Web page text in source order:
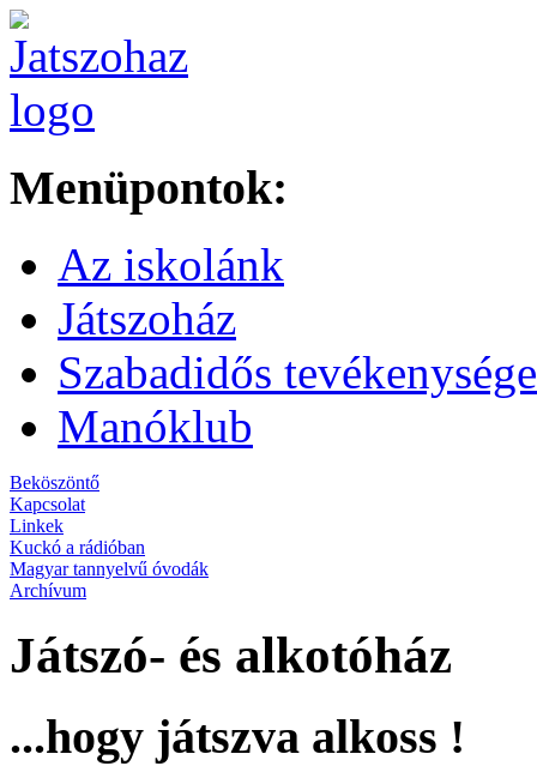
Menüpontok:
Az iskolánk
Játszoház
Szabadidős
Manóklub
Beköszöntő
Kapcsolat
Linkek
Kuckó a rádióban
Magyar tannyelvű óvodák
Archívum
Játszó- és alkotóház
...hogy játszva alkoss !